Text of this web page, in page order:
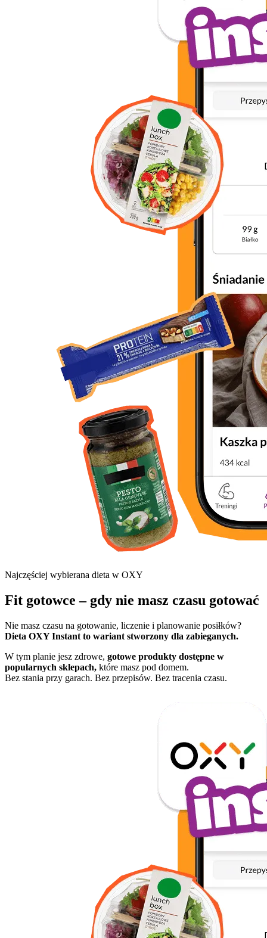
Najczęściej wybierana dieta w OXY
Fit gotowce – gdy nie masz czasu gotować
Nie masz czasu na gotowanie, liczenie i planowanie posiłków?
Dieta OXY Instant to wariant stworzony dla zabieganych.
W tym planie jesz zdrowe, gotowe produkty dostępne w
popularnych sklepach, które masz pod domem.
Bez stania przy garach. Bez przepisów. Bez tracenia czasu.